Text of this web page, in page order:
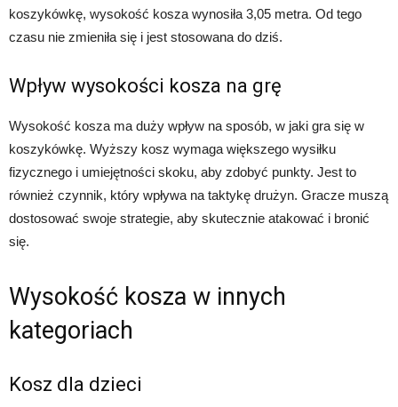
koszykówkę, wysokość kosza wynosiła 3,05 metra. Od tego
czasu nie zmieniła się i jest stosowana do dziś.
Wpływ wysokości kosza na grę
Wysokość kosza ma duży wpływ na sposób, w jaki gra się w
koszykówkę. Wyższy kosz wymaga większego wysiłku
fizycznego i umiejętności skoku, aby zdobyć punkty. Jest to
również czynnik, który wpływa na taktykę drużyn. Gracze muszą
dostosować swoje strategie, aby skutecznie atakować i bronić
się.
Wysokość kosza w innych
kategoriach
Kosz dla dzieci